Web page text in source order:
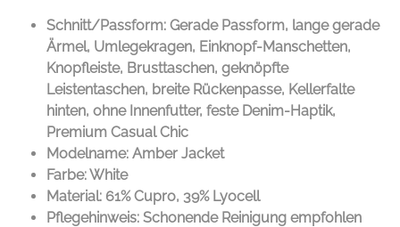
Schnitt/Passform: Gerade Passform, lange gerade
Ärmel, Umlegekragen, Einknopf-Manschetten,
Knopfleiste, Brusttaschen, geknöpfte
Leistentaschen, breite Rückenpasse, Kellerfalte
hinten, ohne Innenfutter, feste Denim-Haptik,
Premium Casual Chic
Modelname: Amber Jacket
Farbe: White
Material: 61% Cupro, 39% Lyocell
Pflegehinweis: Schonende Reinigung empfohlen